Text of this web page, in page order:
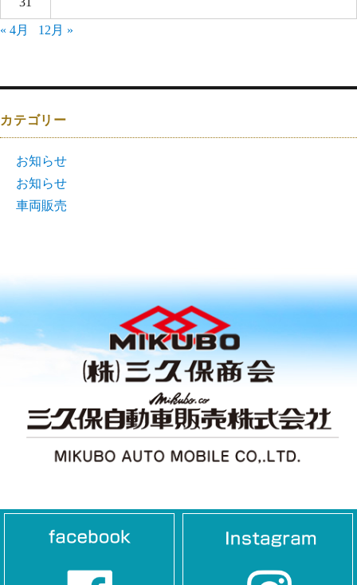
« 4月 12月 »
カテゴリー
お知らせ
お知らせ
車両販売